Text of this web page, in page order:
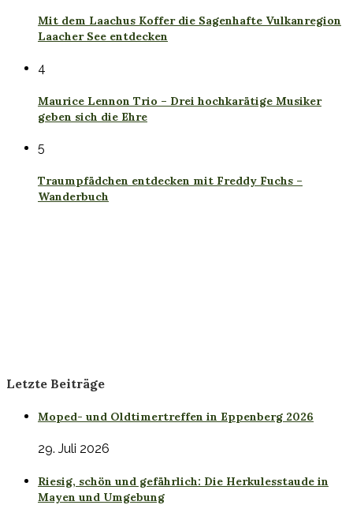
Mit dem Laachus Koffer die Sagenhafte Vulkanregion
Laacher See entdecken
4
Maurice Lennon Trio – Drei hochkarätige Musiker
geben sich die Ehre
5
Traumpfädchen entdecken mit Freddy Fuchs –
Wanderbuch
Letzte Beiträge
Moped- und Oldtimertreffen in Eppenberg 2026
29. Juli 2026
Riesig, schön und gefährlich: Die Herkulesstaude in
Mayen und Umgebung